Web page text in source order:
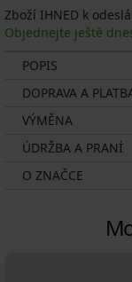
Zboží IHNED k
Objednejte ještě
POPIS
DOPRAVA A
VÝMĚNA
ÚDRŽBA A PRANÍ
O ZNAČCE